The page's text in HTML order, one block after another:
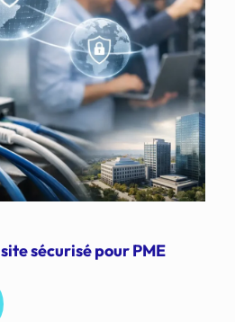
sécurisé pour PME